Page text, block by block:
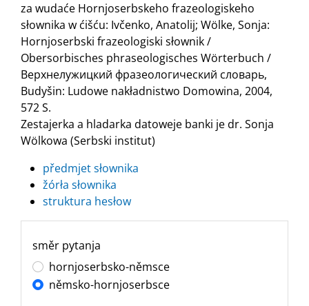
za wudaće Hornjoserbskeho frazeologiskeho
słownika w ćišću: Ivčenko, Anatolij; Wölke, Sonja:
Hornjoserbski frazeologiski słownik /
Obersorbisches phraseologisches Wörterbuch /
Верхнелужицкий фразеологический словарь,
Budyšin: Ludowe nakładnistwo Domowina, 2004,
572 S.
Zestajerka a hladarka datoweje banki je dr. Sonja
Wölkowa (Serbski institut)
předmjet słownika
žórła słownika
struktura hesłow
směr pytanja
hornjoserbsko-němsce
němsko-hornjoserbsce